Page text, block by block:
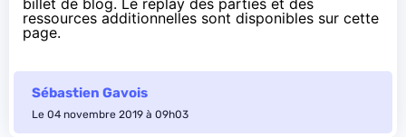
ressources additionnelles sont disponibles sur cette
page.
Sébastien Gavois
Le 04 novembre 2019 à 09h03